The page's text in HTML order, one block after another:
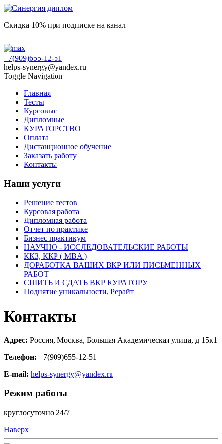
Скидка 10% при подписке на канал
+7(909)655-12-51
helps-synergy@yandex.ru
Toggle Navigation
Главная
Тесты
Курсовые
Дипломные
КУРАТОРСТВО
Оплата
Дистанционное обучение
Заказать работу
Контакты
Наши услуги
Решение тестов
Курсовая работа
Дипломная работа
Отчет по практике
Бизнес практикум
НАУЧНО - ИССЛЕДОВАТЕЛЬСКИЕ РАБОТЫ
ККЗ, ККР ( MBA )
ДОРАБОТКА ВАШИХ ВКР ИЛИ ПИСЬМЕННЫХ
РАБОТ
СШИТЬ И СДАТЬ ВКР КУРАТОРУ
Поднятие уникальности, Рерайт
Контакты
Адрес: Россия, Москва, Большая Академическая улица, д 15к1
Телефон: +7(909)655-12-51
E-mail: helps-synergy@yandex.ru
Режим работы
круглосуточно 24/7
Наверх